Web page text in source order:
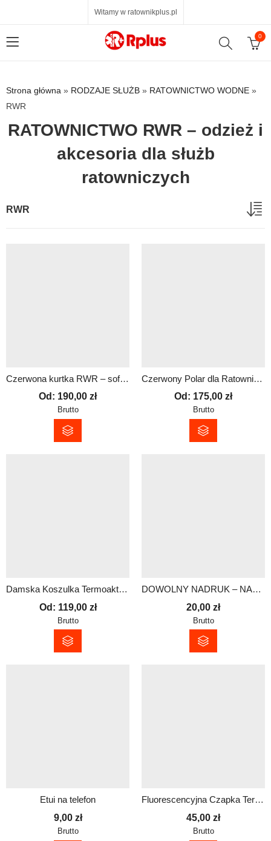
Witamy w ratownikplus.pl
0
Strona główna » RODZAJE SŁUŻB » RATOWNICTWO WODNE »
RWR
RATOWNICTWO RWR – odzież i
akcesoria dla służb
ratowniczych
RWR
Czerwona kurtka RWR – softshell unisex | Dowolny Nadruk
Od: 190,00 zł
Brutto
Czerwony Polar dla Ratownika z Dowolnym Nadrukiem – Wysoka Jakość i Trwałość
Od: 175,00 zł
Brutto
Damska Koszulka Termoaktywna z Nadrukiem – Antybakteryjna i Oddychająca
Od: 119,00 zł
Brutto
DOWOLNY NADRUK – NASZYWKA Z RZEPEM 10×10 cm
20,00 zł
Brutto
Etui na telefon
9,00 zł
Brutto
Fluorescencyjna Czapka Termoaktywna z Dowolnym Nadrukiem | Czerwona
45,00 zł
Brutto